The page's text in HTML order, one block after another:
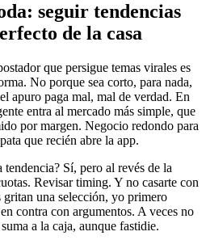
seguir tendencias
de la casa
que persigue temas virales es
No porque sea corto, para nada,
apuro paga mal, mal de verdad. En
entra al mercado más simple, que
por margen. Negocio redondo para
que recién abre la app.
tendencia? Sí, pero al revés de la
Revisar timing. Y no casarte con
una selección, yo primero
contra con argumentos. A veces no
a la caja, aunque fastidie.